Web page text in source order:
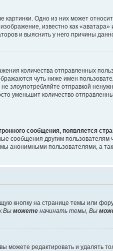
Одно из них может
известно как
и выяснить у него причины
количества отправленных
чуть ниже имен
злоупотребляйте отправкой
уменьшит количество
сообщения, появляется
сообщения другим
анонимными пользователями, а
кнопку на странице темы или
Вы можете начинать темы, Вы
редактировать и удалять